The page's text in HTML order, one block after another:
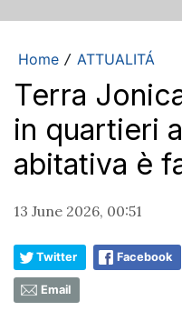
Home / ATTUALITÁ
Terra
in quartieri
abitativa è
13 June 2026, 00:51
Twitter Facebook
Email